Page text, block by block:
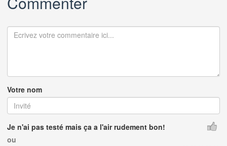
Votre nom
Je n'ai pas testé mais ça a l'air rudement bon!
ou